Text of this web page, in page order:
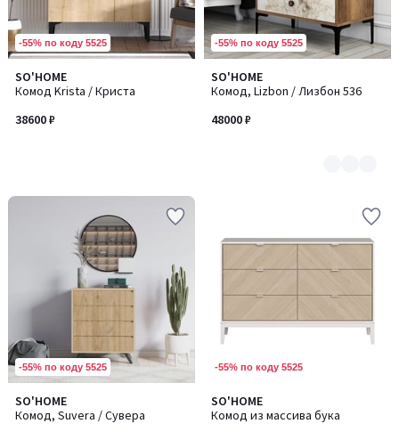
-55% по коду 5525
SO'HOME
Комод Krista / Криста
38600 ₽
-55% по коду 5525
SO'HOME
Комод, Lizbon / Лизбон 536
48000 ₽
Количество
цветов:
6
-55% по коду 5525
SO'HOME
Комод, Suvera / Сувера
-55% по коду 5525
SO'HOME
Комод из массива бука
Количество
цветов: